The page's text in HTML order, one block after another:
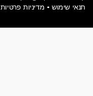
תנאי שימוש • מדיניות פרטיות